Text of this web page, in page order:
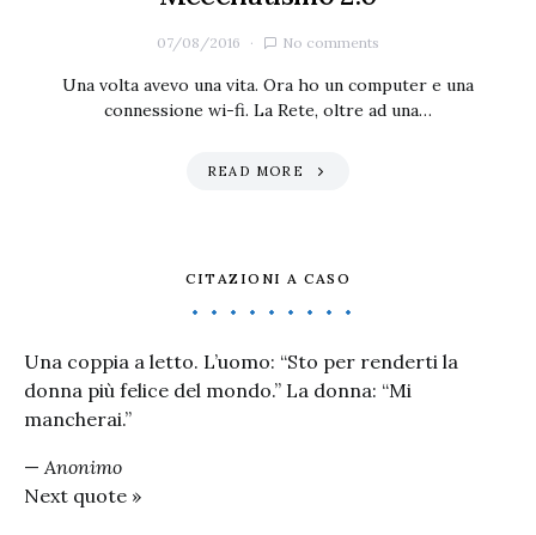
07/08/2016 No comments
Una volta avevo una vita. Ora ho un computer e una
connessione wi-fi. La Rete, oltre ad una…
READ MORE
CITAZIONI A CASO
Una coppia a letto. L’uomo: “Sto per renderti la
donna più felice del mondo.” La donna: “Mi
mancherai.”
—Anonimo
Next quote »